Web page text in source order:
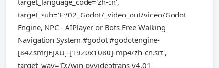
target_language_code='zh-cn',
target_sub='F:/02_Godot/_video_out/video/Godot
Engine, NPC - AIPlayer or Bots Free Walking
Navigation System #godot #godotengine-
[84ZsmrJEJXU]-[1920x1080]-mp4/zh-cn.srt',
target_wav='D:/win-pyvideotrans-v4.01-